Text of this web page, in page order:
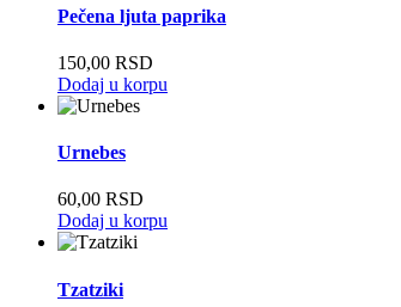
Pečena ljuta paprika
150,00 RSD
Dodaj u korpu
Urnebes
60,00 RSD
Dodaj u korpu
Tzatziki